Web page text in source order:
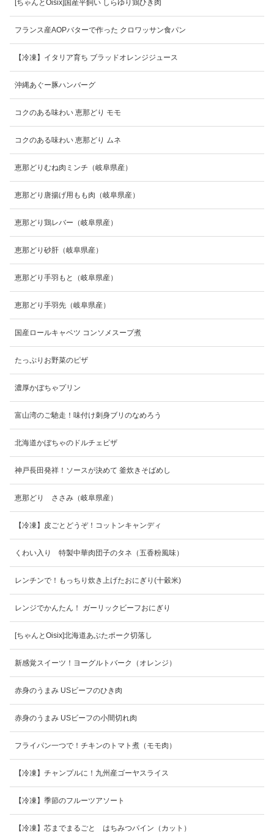
[ちゃんとOisix]国産平飼い しらゆり鶏ひき肉
フランス産AOPバターで作った クロワッサン食パン
【冷凍】イタリア育ち ブラッドオレンジジュース
沖縄あぐー豚ハンバーグ
コクのある味わい 恵那どり モモ
コクのある味わい 恵那どり ムネ
恵那どりむね肉ミンチ（岐阜県産）
恵那どり唐揚げ用もも肉（岐阜県産）
恵那どり鶏レバー（岐阜県産）
恵那どり砂肝（岐阜県産）
恵那どり手羽もと（岐阜県産）
恵那どり手羽先（岐阜県産）
国産ロールキャベツ コンソメスープ煮
たっぷりお野菜のピザ
濃厚かぼちゃプリン
富山湾のご馳走！味付け刺身ブリのなめろう
北海道かぼちゃのドルチェピザ
神戸長田発祥！ソースが決めて 釜炊きそばめし
恵那どり ささみ（岐阜県産）
【冷凍】皮ごとどうぞ！コットンキャンディ
くわい入り 特製中華肉団子のタネ（五香粉風味）
レンチンで！もっちり炊き上げたおにぎり(十穀米)
レンジでかんたん！ ガーリックビーフおにぎり
[ちゃんとOisix]北海道あぶたポーク切落し
新感覚スイーツ！ヨーグルトバーク（オレンジ）
赤身のうまみ USビーフのひき肉
赤身のうまみ USビーフの小間切れ肉
フライパン一つで！チキンのトマト煮（モモ肉）
【冷凍】チャンプルに！九州産ゴーヤスライス
【冷凍】季節のフルーツアソート
【冷凍】芯までまるごと はちみつパイン（カット）